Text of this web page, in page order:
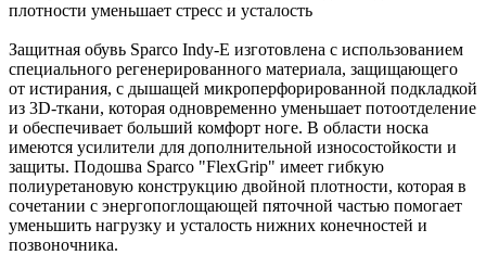
плотности уменьшает стресс и усталость
Защитная обувь Sparco Indy-E изготовлена с использованием
специального регенерированного материала, защищающего
от истирания, с дышащей микроперфорированной подкладкой
из 3D-ткани, которая одновременно уменьшает потоотделение
и обеспечивает больший комфорт ноге. В области носка
имеются усилители для дополнительной износостойкости и
защиты. Подошва Sparco "FlexGrip" имеет гибкую
полиуретановую конструкцию двойной плотности, которая в
сочетании с энергопоглощающей пяточной частью помогает
уменьшить нагрузку и усталость нижних конечностей и
позвоночника.